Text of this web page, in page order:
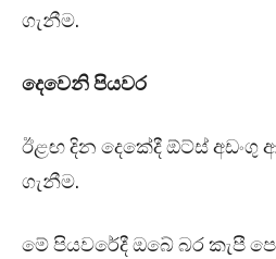
ගැනීම.
දෙවෙනි පියවර
ඊළඟ දින දෙකේදී ඕට්ස් අඩංගු
ගැනීම.
මේ පියවරේදී ඔබේ බර කැපී